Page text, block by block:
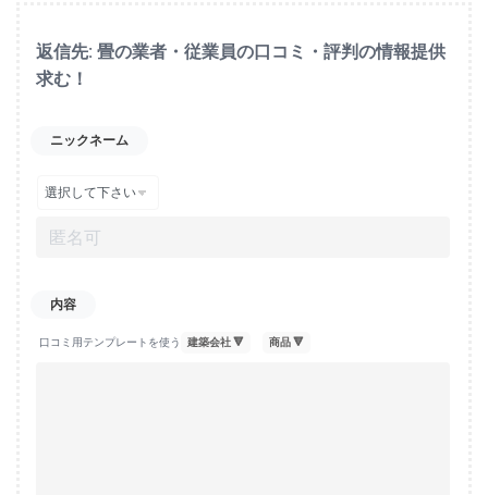
返信先: 畳の業者・従業員の口コミ・評判の情報提供
求む！
ニックネーム
口コミ用テンプレートを使う